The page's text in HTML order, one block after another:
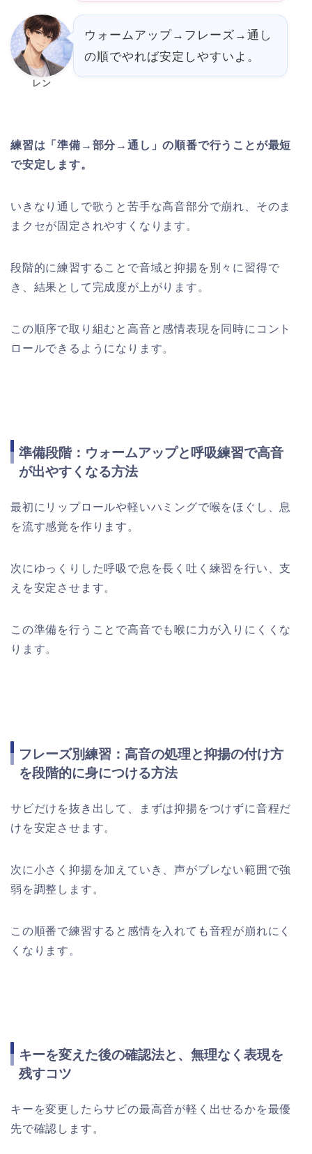
レン
ウォームアップ→フレーズ→通し
の順でやれば安定しやすいよ。
練習は「準備→部分→通し」の順番で行うことが最短
で安定します。
いきなり通しで歌うと苦手な高音部分で崩れ、そのま
まクセが固定されやすくなります。
段階的に練習することで音域と抑揚を別々に習得で
き、結果として完成度が上がります。
この順序で取り組むと高音と感情表現を同時にコント
ロールできるようになります。
準備段階：ウォームアップと呼吸練習で高音
が出やすくなる方法
最初にリップロールや軽いハミングで喉をほぐし、息
を流す感覚を作ります。
次にゆっくりした呼吸で息を長く吐く練習を行い、支
えを安定させます。
この準備を行うことで高音でも喉に力が入りにくくな
ります。
フレーズ別練習：高音の処理と抑揚の付け方
を段階的に身につける方法
サビだけを抜き出して、まずは抑揚をつけずに音程だ
けを安定させます。
次に小さく抑揚を加えていき、声がブレない範囲で強
弱を調整します。
この順番で練習すると感情を入れても音程が崩れにく
くなります。
キーを変えた後の確認法と、無理なく表現を
残すコツ
キーを変更したらサビの最高音が軽く出せるかを最優
先で確認します。